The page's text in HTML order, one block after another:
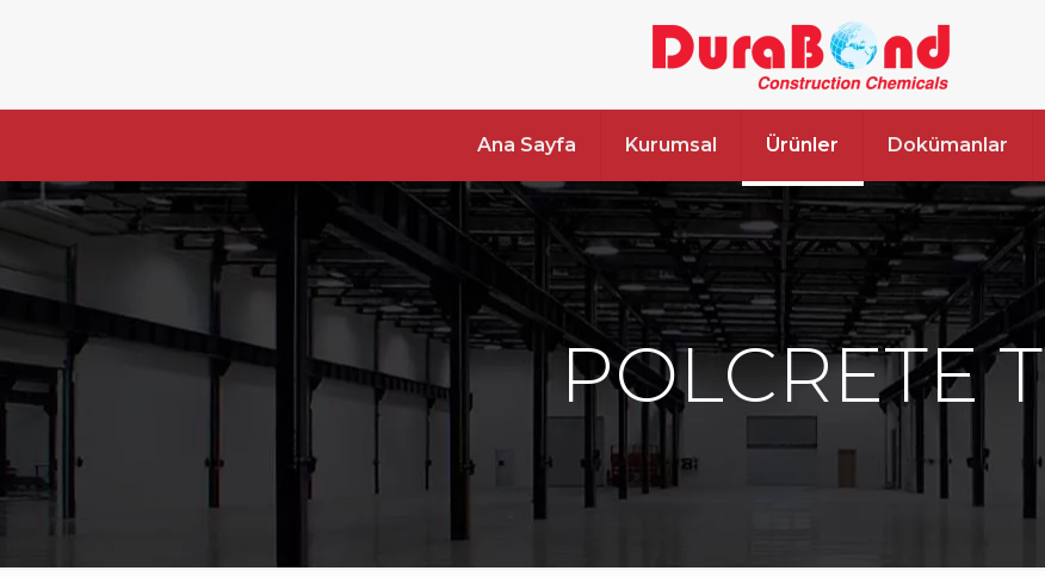
Ana Sayfa Kurumsal Ürünler Dokümanlar
POLCRETE T